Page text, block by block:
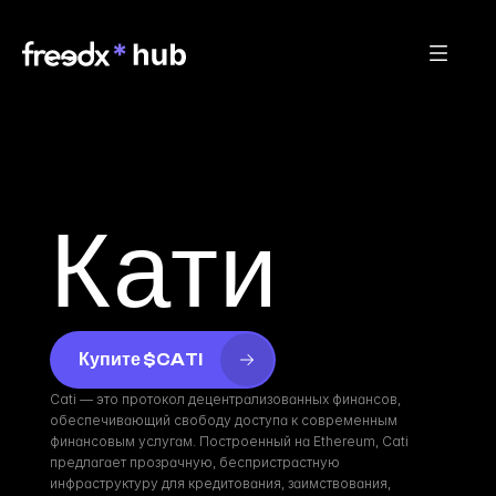
Кати
Купите $CATI
Cati — это протокол децентрализованных финансов,
обеспечивающий свободу доступа к современным
финансовым услугам. Построенный на Ethereum, Cati
предлагает прозрачную, беспристрастную
инфраструктуру для кредитования, заимствования,